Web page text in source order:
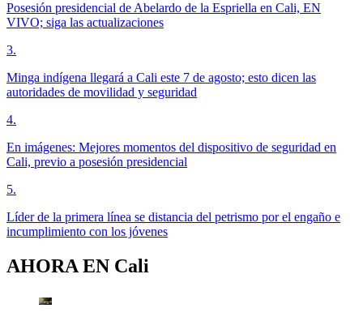
Posesión presidencial de Abelardo de la Espriella en Cali, EN
VIVO; siga las actualizaciones
3.
Minga indígena llegará a Cali este 7 de agosto; esto dicen las
autoridades de movilidad y seguridad
4.
En imágenes: Mejores momentos del dispositivo de seguridad en
Cali, previo a posesión presidencial
5.
Líder de la primera línea se distancia del petrismo por el engaño e
incumplimiento con los jóvenes
AHORA EN Cali